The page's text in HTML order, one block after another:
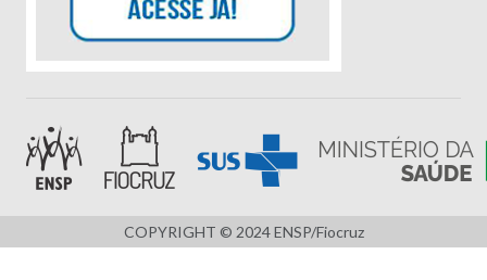
COPYRIGHT © 2024 ENSP/Fiocruz